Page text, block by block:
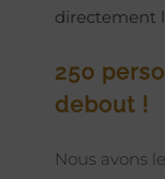
directement
250
debout !
Nous avons